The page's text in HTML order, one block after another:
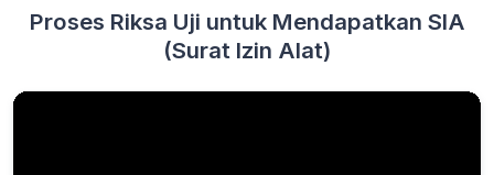
Proses Riksa Uji untuk Mendapatkan SIA
(Surat Izin Alat)